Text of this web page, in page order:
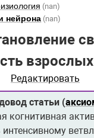
(nan)
нейрона (nan)
Редактировать
статьи (
когнитивная
интенсивному